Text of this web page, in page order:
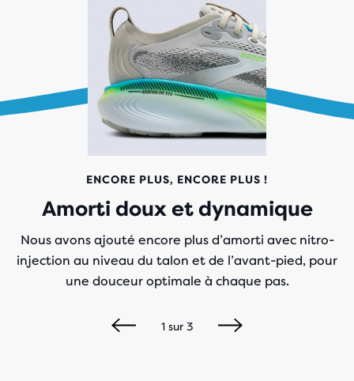
ENCORE PLUS, ENCORE PLUS !
Amorti doux et dynamique
Nous avons ajouté encore plus d’amorti avec nitro-
injection au niveau du talon et de l’avant-pied, pour
une douceur optimale à chaque pas.
1sur 3